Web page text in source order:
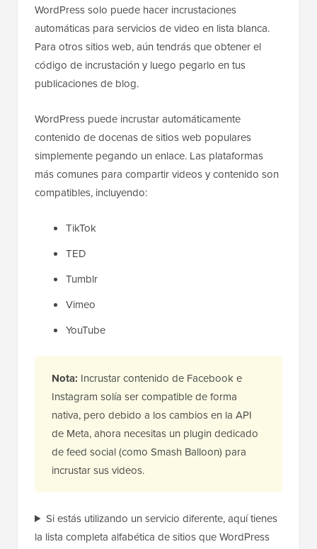
WordPress solo puede hacer incrustaciones
automáticas para servicios de video en lista blanca.
Para otros sitios web, aún tendrás que obtener el
código de incrustación y luego pegarlo en tus
publicaciones de blog.
WordPress puede incrustar automáticamente
contenido de docenas de sitios web populares
simplemente pegando un enlace. Las plataformas
más comunes para compartir videos y contenido son
compatibles, incluyendo:
TikTok
TED
Tumblr
Vimeo
YouTube
Nota: Incrustar contenido de Facebook e
Instagram solía ser compatible de forma
nativa, pero debido a los cambios en la API
de Meta, ahora necesitas un plugin dedicado
de feed social (como Smash Balloon) para
incrustar sus videos.
Si estás utilizando un servicio diferente, aquí tienes
la lista completa alfabética de sitios que WordPress